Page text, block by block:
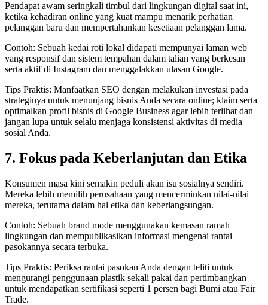
Pendapat awam seringkali timbul dari lingkungan digital saat ini,
ketika kehadiran online yang kuat mampu menarik perhatian
pelanggan baru dan mempertahankan kesetiaan pelanggan lama.
Contoh: Sebuah kedai roti lokal didapati mempunyai laman web
yang responsif dan sistem tempahan dalam talian yang berkesan
serta aktif di Instagram dan menggalakkan ulasan Google.
Tips Praktis: Manfaatkan SEO dengan melakukan investasi pada
strateginya untuk menunjang bisnis Anda secara online; klaim serta
optimalkan profil bisnis di Google Business agar lebih terlihat dan
jangan lupa untuk selalu menjaga konsistensi aktivitas di media
sosial Anda.
7. Fokus pada Keberlanjutan dan Etika
Konsumen masa kini semakin peduli akan isu sosialnya sendiri.
Mereka lebih memilih perusahaan yang mencerminkan nilai-nilai
mereka, terutama dalam hal etika dan keberlangsungan.
Contoh: Sebuah brand mode menggunakan kemasan ramah
lingkungan dan mempublikasikan informasi mengenai rantai
pasokannya secara terbuka.
Tips Praktis: Periksa rantai pasokan Anda dengan teliti untuk
mengurangi penggunaan plastik sekali pakai dan pertimbangkan
untuk mendapatkan sertifikasi seperti 1 persen bagi Bumi atau Fair
Trade.